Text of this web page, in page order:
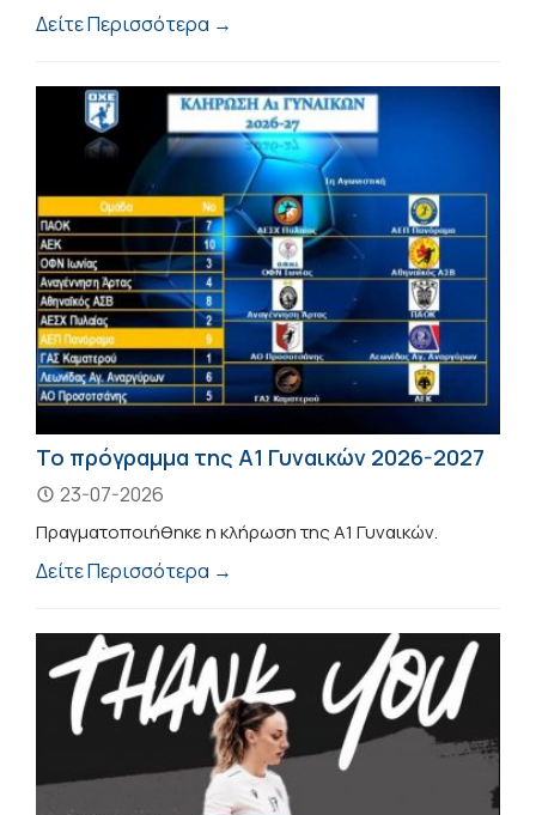
Δείτε Περισσότερα →
Το πρόγραμμα της Α1 Γυναικών 2026-2027
23-07-2026
Πραγματοποιήθηκε η κλήρωση της Α1 Γυναικών.
Δείτε Περισσότερα →